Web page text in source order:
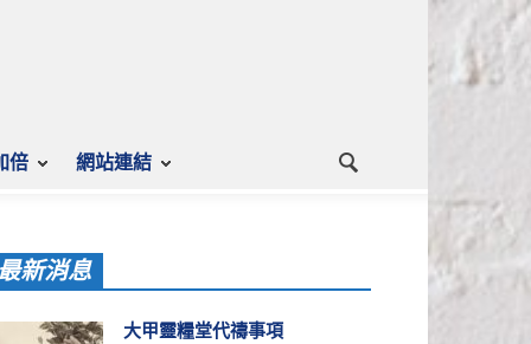
倍 網站連結
新消息
大甲靈糧堂代禱事項